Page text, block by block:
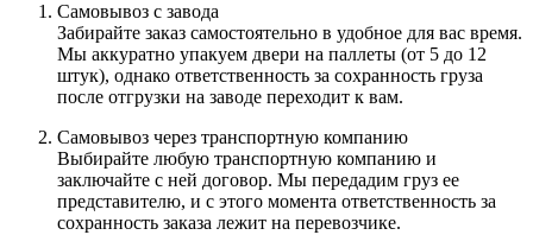
Самовывоз с завода
Забирайте заказ самостоятельно в удобное для вас время.
Мы аккуратно упакуем двери на паллеты (от 5 до 12
штук), однако ответственность за сохранность груза
после отгрузки на заводе переходит к вам.
Самовывоз через транспортную компанию
Выбирайте любую транспортную компанию и
заключайте с ней договор. Мы передадим груз ее
представителю, и с этого момента ответственность за
сохранность заказа лежит на перевозчике.